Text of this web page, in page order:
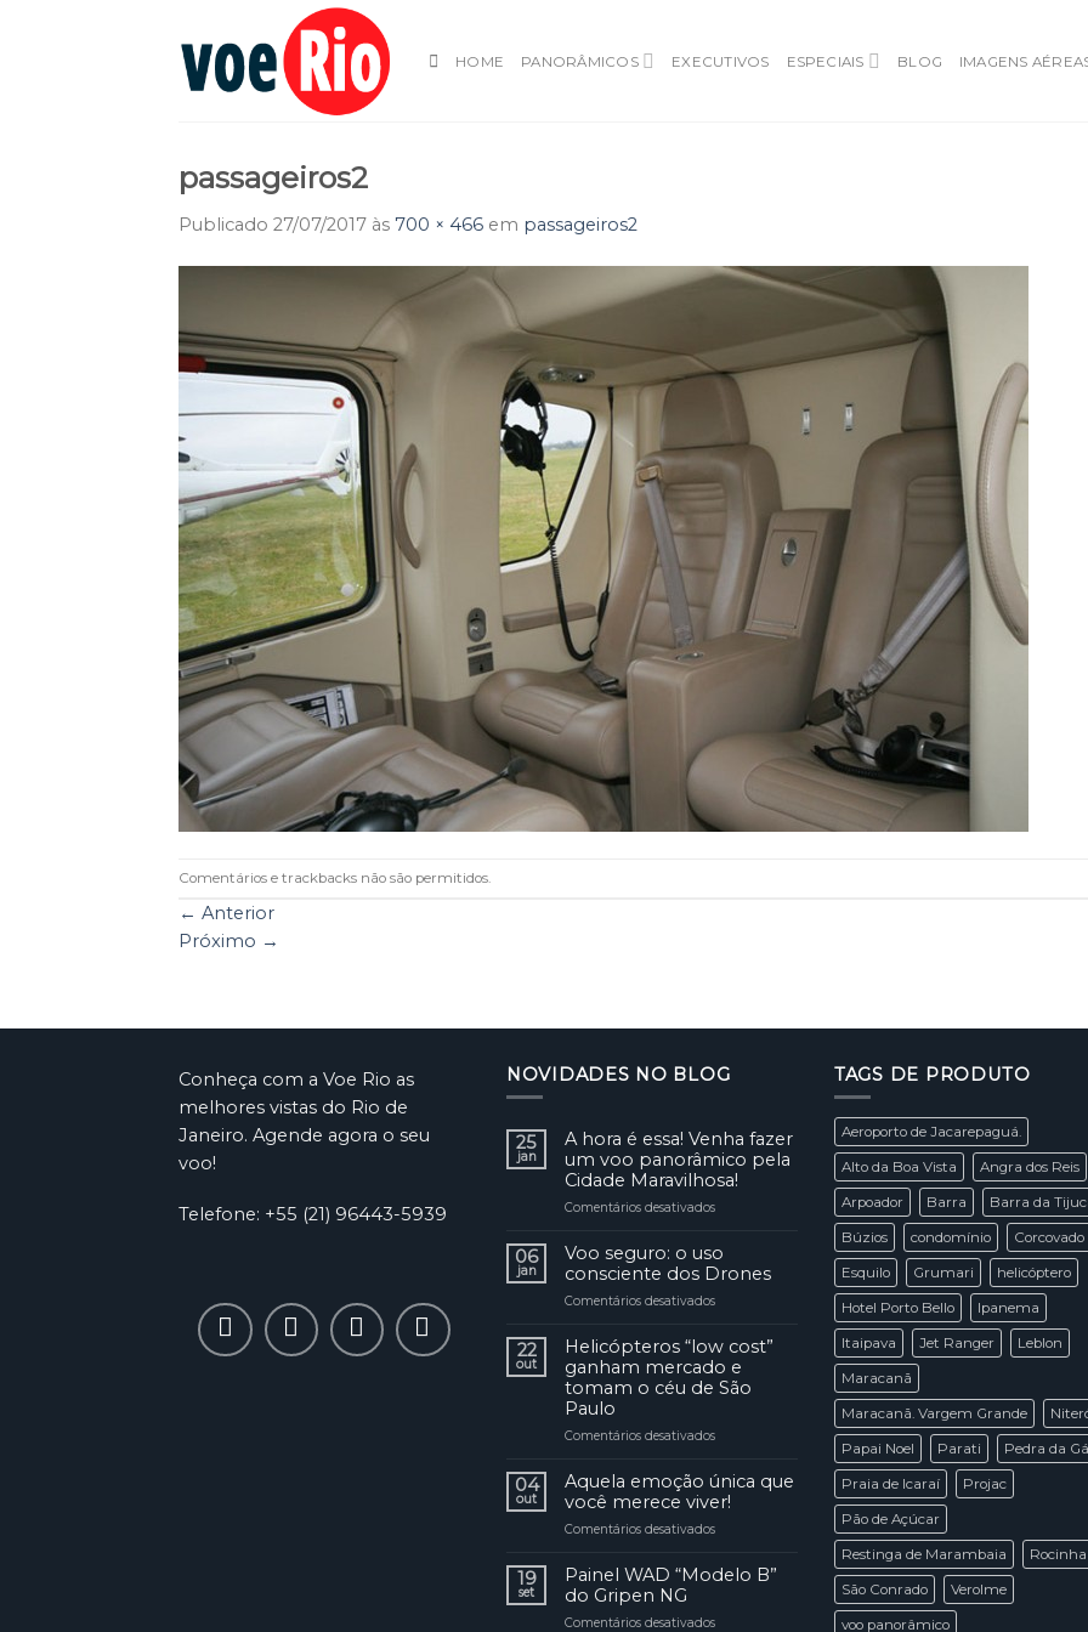
HOME PANORÂMICOS EXECUTIVOS ESPECIAIS BLOG IMAGENS
passageiros2
Publicado 27/07/2017 às 700 × 466 em passageiros2
Comentários e trackbacks não são permitidos.
← Anterior
Próximo →
Conheça com a Voe Rio as
melhores vistas do Rio de
Janeiro. Agende agora o seu
voo!
Telefone: +55 (21) 96443-5939
NOVIDADES NO BLOG
25
jan
A hora é essa! Venha fazer
um voo panorâmico pela
Cidade Maravilhosa!
Comentários desativados
hora
é
essa!
um
voo
panorâmico
06
jan
Voo seguro: o uso
consciente dos Drones
Comentários desativados
seguro:
uso
consciente
22
out
Helicópteros “low cost”
ganham mercado e
tomam o céu de São
Paulo
Comentários desativados
“low
cost”
ganham
tomam
04
out
Aquela emoção única que
você merece viver!
Comentários desativados
emoção
19
set
Painel WAD “Modelo B”
do Gripen NG
Comentários desativados
TAGS DE PRODUTO
Aeroporto de Jacarepaguá.
Alto da Boa Vista Angra dos Reis
Arpoador Barra Barra da
Búzios condomínio Corcovado
Esquilo Grumari helicóptero
Hotel Porto Bello Ipanema
Itaipava Jet Ranger Leblon
Maracanã
Maracanã. Vargem Grande
Papai Noel Parati Pedra da
Praia de Icaraí Projac
Pão de Açúcar
Restinga de Marambaia Rocinha
São Conrado Verolme
voo panorâmico